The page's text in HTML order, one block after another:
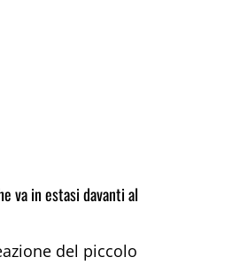
va in estasi davanti al
del piccolo